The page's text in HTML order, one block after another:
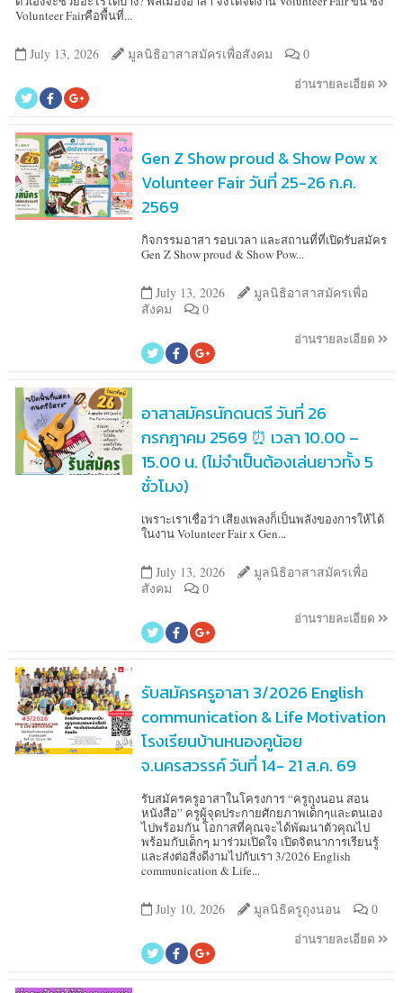
Volunteer Fairคือพื้นที่...
July 13, 2026 มูลนิธิอาสาสมัครเพื่อสังคม 0
อ่านรายละเอียด
Gen Z Show proud & Show Pow x
Volunteer Fair วันที่ 25-26 ก.ค.
2569
กิจกรรมอาสา รอบเวลา และสถานที่ที่เปิดรับสมัคร
Gen Z Show proud & Show Pow...
July 13, 2026
มูลนิธิอาสาสมัครเพื่อ
สังคม
0
อ่านรายละเอียด
อาสาสมัครนักดนตรี วันที่ 26
กรกฎาคม 2569 ⏰ เวลา 10.00 –
15.00 น. (ไม่จำเป็นต้องเล่นยาวทั้ง 5
ชั่วโมง)
เพราะเราเชื่อว่า เสียงเพลงก็เป็นพลังของการให้ได้
ในงาน Volunteer Fair x Gen...
July 13, 2026
มูลนิธิอาสาสมัครเพื่อ
สังคม
0
อ่านรายละเอียด
รับสมัครครูอาสา 3/2026 English
communication & Life Motivation
โรงเรียนบ้านหนองคูน้อย
จ.นครสวรรค์ วันที่ 14- 21 ส.ค. 69
รับสมัครครูอาสาในโครงการ “ครูถุงนอน สอน
หนังสือ” ครูผู้จุดประกายศักยภาพเด็กๆและตนเอง
ไปพร้อมกัน โอกาสที่คุณจะได้พัฒนาตัวคุณไป
พร้อมกับเด็กๆ มาร่วมเปิดใจ เปิดจิตนาการเรียนรู้
และส่งต่อสิ่งดีงามไปกับเรา 3/2026 English
communication & Life...
July 10, 2026 มูลนิธิครูถุงนอน 0
อ่านรายละเอียด